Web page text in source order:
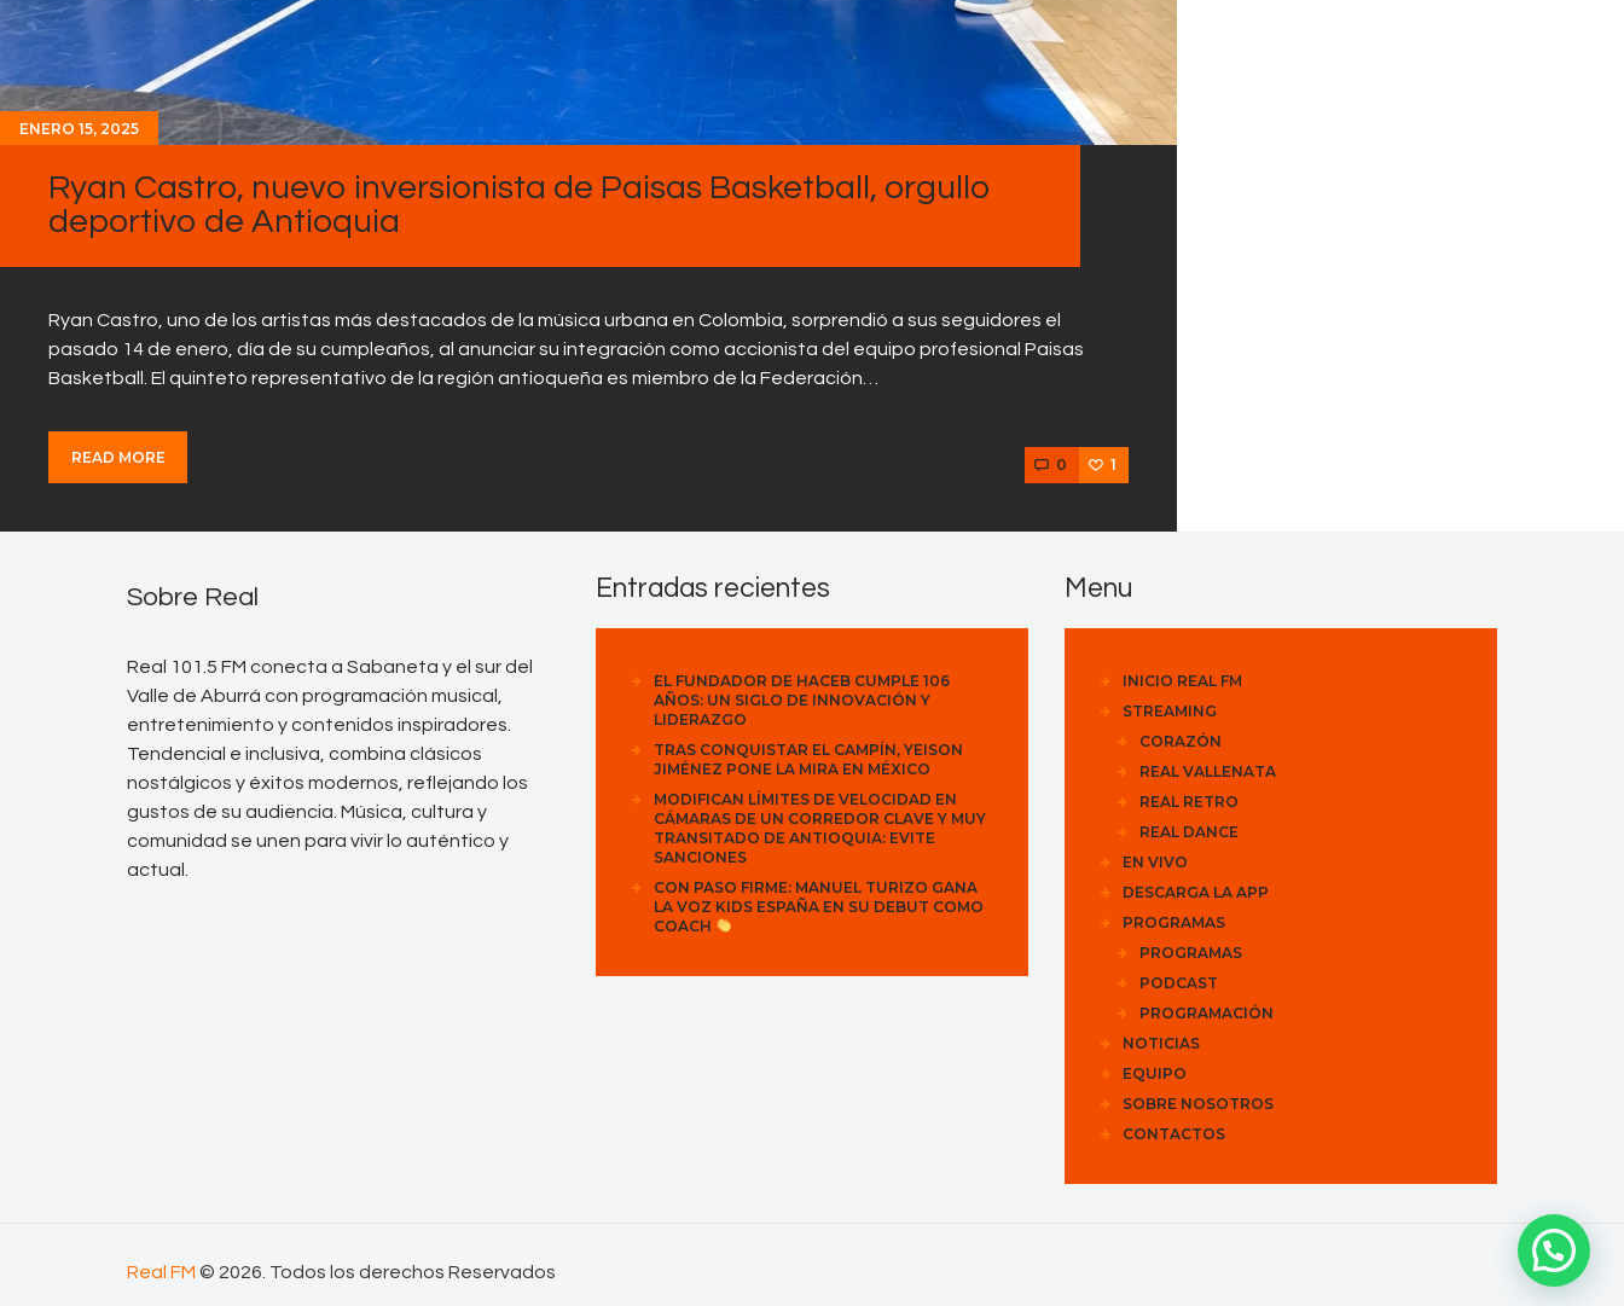
ENERO 15, 2025
Ryan Castro, nuevo inversionista de Paisas Basketball, orgullo
deportivo de Antioquia
Ryan Castro, uno de los artistas más destacados de la música urbana en Colombia, sorprendió a sus seguidores el
pasado 14 de enero, día de su cumpleaños, al anunciar su integración como accionista del equipo profesional Paisas
Basketball. El quinteto representativo de la región antioqueña es miembro de la Federación…
READ MORE 0 1
Sobre Real
Real 101.5 FM conecta a Sabaneta y el sur del
Valle de Aburrá con programación musical,
entretenimiento y contenidos inspiradores.
Tendencial e inclusiva, combina clásicos
nostálgicos y éxitos modernos, reflejando los
gustos de su audiencia. Música, cultura y
comunidad se unen para vivir lo auténtico y
actual.
Entradas recientes
EL FUNDADOR DE HACEB CUMPLE 106
AÑOS: UN SIGLO DE INNOVACIÓN Y
LIDERAZGO
TRAS CONQUISTAR EL CAMPÍN, YEISON
JIMÉNEZ PONE LA MIRA EN MÉXICO
MODIFICAN LÍMITES DE VELOCIDAD EN
CÁMARAS DE UN CORREDOR CLAVE Y MUY
TRANSITADO DE ANTIOQUIA: EVITE
SANCIONES
CON PASO FIRME: MANUEL TURIZO GANA
LA VOZ KIDS ESPAÑA EN SU DEBUT COMO
COACH
Menu
INICIO REAL FM
STREAMING
CORAZÓN
REAL VALLENATA
REAL RETRO
REAL DANCE
EN VIVO
DESCARGA LA APP
PROGRAMAS
PROGRAMAS
PODCAST
PROGRAMACIÓN
NOTICIAS
EQUIPO
SOBRE NOSOTROS
CONTACTOS
Real FM © 2026. Todos los derechos Reservados